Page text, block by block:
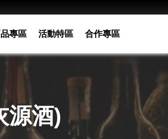
專區 活動特區 合作專區
源酒)